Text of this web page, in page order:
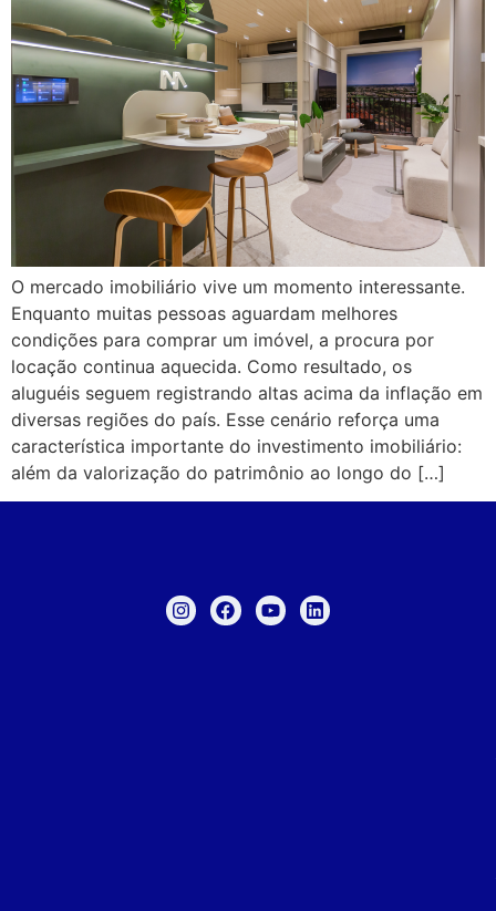
O mercado imobiliário vive um momento interessante.
Enquanto muitas pessoas aguardam melhores
condições para comprar um imóvel, a procura por
locação continua aquecida. Como resultado, os
aluguéis seguem registrando altas acima da inflação em
diversas regiões do país. Esse cenário reforça uma
característica importante do investimento imobiliário:
além da valorização do patrimônio ao longo do […]